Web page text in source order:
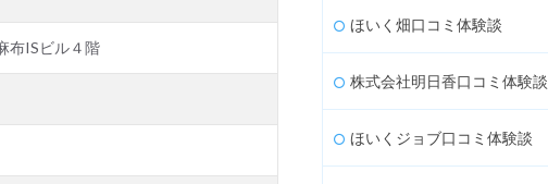
布ISビル４階
ほいく畑口コミ体験談
株式会社明日香口コミ体験談
ほいくジョブ口コミ体験談